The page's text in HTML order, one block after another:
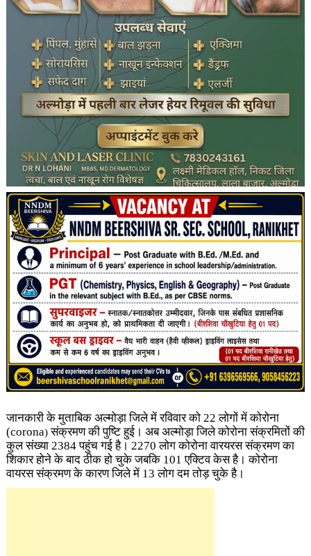
जानकारी के मुताबिक अल्मोड़ा जिले में रविवार को 22 लोगों में कोरोना
(corona)संक्रमण की पुष्टि हुई। अब अल्मोड़ा जिले कोरोना संक्रमितों की
कुल संख्या 2384 पहुंच गई है। 2270 लोग कोरोना वारयरस संक्रमण का
शिकार होने के बाद ठीक हो चुके जबकि 101 एक्टिव केस है। कोरोना
वायरस संक्रमण के कारण जिले में 13 लोग दम तोड़ चुके है।